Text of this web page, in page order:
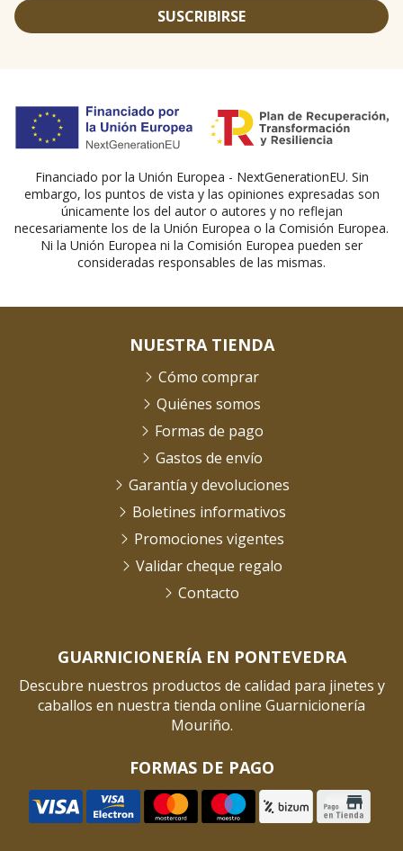
SUSCRIBIRSE
Financiado por la Unión Europea - NextGenerationEU. Sin
embargo, los puntos de vista y las opiniones expresadas son
únicamente los del autor o autores y no reflejan
necesariamente los de la Unión Europea o la Comisión Europea.
Ni la Unión Europea ni la Comisión Europea pueden ser
consideradas responsables de las mismas.
GUARNICIONERÍA EN PONTEVEDRA
Descubre nuestros productos de calidad para jinetes y
caballos en nuestra tienda online Guarnicionería
Mouriño.
FORMAS DE PAGO
NUESTRA TIENDA
Cómo comprar
Quiénes somos
Formas de pago
Gastos de envío
Garantía y devoluciones
Boletines informativos
Promociones vigentes
Validar cheque regalo
Contacto